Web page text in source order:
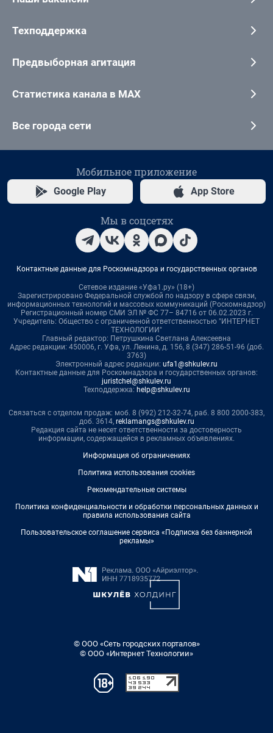
Техподдержка
Предвыборная агитация
Статистика канала в MAX
Все города сети
Мобильное приложение
Google Play App Store
Мы в соцсетях
Контактные данные для Роскомнадзора и государственных органов
Сетевое издание «Уфа1.ру» (18+)
Зарегистрировано Федеральной службой по надзору в сфере связи,
информационных технологий и массовых коммуникаций (Роскомнадзор)
Регистрационный номер СМИ ЭЛ № ФС 77– 84716 от 06.02.2023 г.
Учредитель: Общество с ограниченной ответственностью "ИНТЕРНЕТ
ТЕХНОЛОГИИ"
Главный редактор: Петрушкина Светлана Алексеевна
Адрес редакции: 450006, г. Уфа, ул. Ленина, д. 156, 8 (347) 286-51-96 (доб.
3763)
Электронный адрес редакции: ufa1@shkulev.ru
Контактные данные для Роскомнадзора и государственных органов:
juristchel@shkulev.ru
Техподдержка: help@shkulev.ru
Связаться с отделом продаж: моб. 8 (992) 212-32-74, раб. 8 800 2000-383,
доб. 3614, reklamangs@shkulev.ru
Редакция сайта не несет ответственности за достоверность
информации, содержащейся в рекламных объявлениях.
Информация об ограничениях
Политика использования cookies
Рекомендательные системы
Политика конфиденциальности и обработки персональных данных и
правила использования сайта
Пользовательское соглашение сервиса «Подписка без баннерной
рекламы»
© ООО «Сеть городских порталов»
© ООО «Интернет Технологии»